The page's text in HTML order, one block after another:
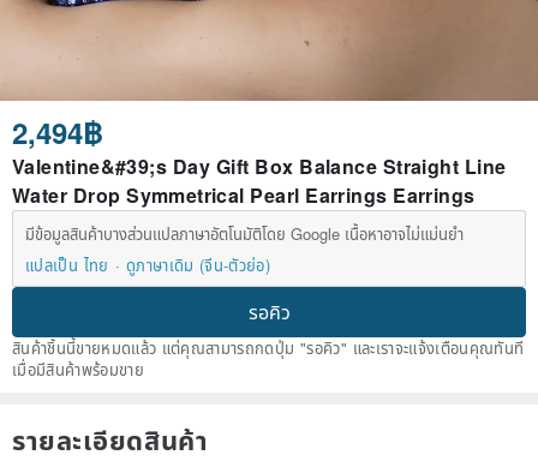
2,494฿
Valentine&#39;s Day Gift Box Balance Straight Line
Water Drop Symmetrical Pearl Earrings Earrings
มีข้อมูลสินค้าบางส่วนแปลภาษาอัตโนมัติโดย Google เนื้อหาอาจไม่แม่นยำ
แปลเป็น ไทย
ดูภาษาเดิม (จีน-ตัวย่อ)
รอคิว
สินค้าชิ้นนี้ขายหมดแล้ว แต่คุณสามารถกดปุ่ม "รอคิว" และเราจะแจ้งเตือนคุณทันที
เมื่อมีสินค้าพร้อมขาย
รายละเอียดสินค้า